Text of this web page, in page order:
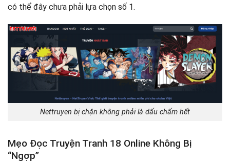
có thể đây chưa phải lựa chọn số 1.
Nettruyen bị chặn không phải là dấu chấm hết
Mẹo Đọc Truyện Tranh 18 Online Không Bị
“Ngợp”